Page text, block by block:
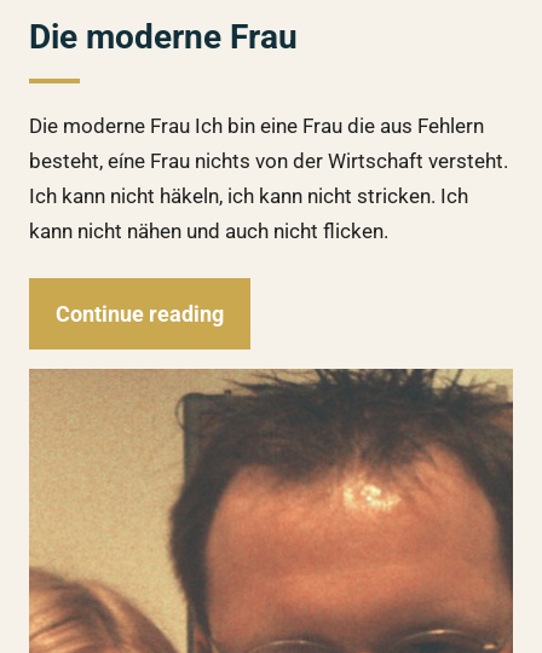
Die moderne Frau
Die moderne Frau Ich bin eine Frau die aus Fehlern
besteht, eíne Frau nichts von der Wirtschaft versteht.
Ich kann nicht häkeln, ich kann nicht stricken. Ich
kann nicht nähen und auch nicht flicken.
Continue reading